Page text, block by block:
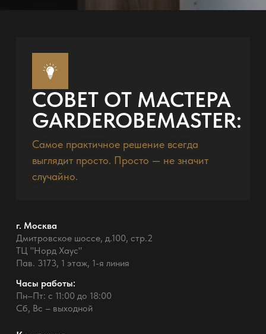
СОВЕТ ОТ МАСТЕРА
GARDEROBEMASTER:
Самое практичное решение всегда
выглядит просто. Просто — не значит
случайно.
г. Москва
Дмитровское шоссе, д.100, стр.2
ТЦ "Норд Хаус"
Пав. 3173, 1 этаж, 1-я линия
Часы работы:
Пн–Пт: с 11:00 до 18:00
Сб, Вс – выходной